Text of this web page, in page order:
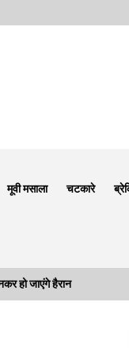
मूवी मसाला चटकारे
हो जाएंगे हैरान